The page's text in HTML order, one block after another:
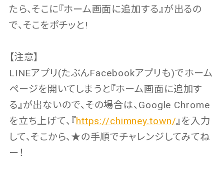
たら、そこに『ホーム画面に追加する』が出るの
で、そこをポチッと!
【注意】
LINEアプリ(たぶんFacebookアプリも)でホーム
ページを開いてしまうと『ホーム画面に追加す
る』が出ないので、その場合は、Google Chrome
を立ち上げて、『https://chimney.town/』を入力
して、そこから、★の手順でチャレンジしてみてね
ー！